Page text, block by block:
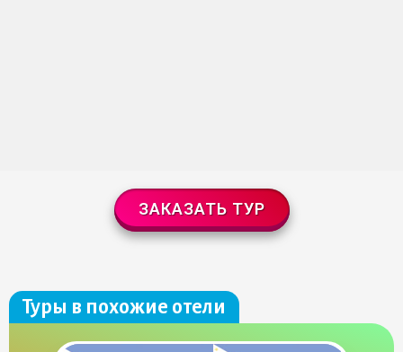
ЗАКАЗАТЬ ТУР
Туры в похожие отели